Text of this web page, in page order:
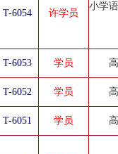
T-6054 许学员
小学
T-6053 学员
T-6052 学员
T-6051 学员